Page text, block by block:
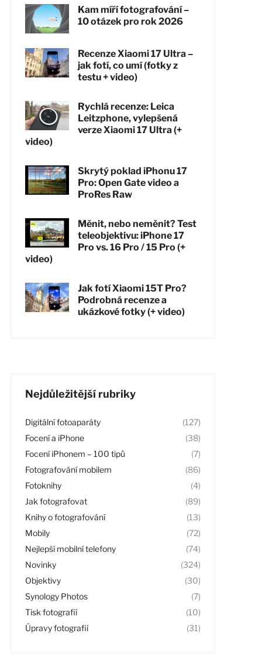
Kam míří fotografování –
10 otázek pro rok 2026
Recenze Xiaomi 17 Ultra –
jak fotí, co umí (fotky z
testu + video)
Rychlá recenze: Leica
Leitzphone, vylepšená
verze Xiaomi 17 Ultra (+
video)
Skrytý poklad iPhonu 17
Pro: Open Gate video a
ProRes Raw
Měnit, nebo neměnit? Test
teleobjektivu: iPhone 17
Pro vs. 16 Pro / 15 Pro (+
video)
Jak fotí Xiaomi 15T Pro?
Podrobná recenze a
ukázkové fotky (+ video)
Nejdůležitější rubriky
Digitální fotoaparáty
(127)
Focení a iPhone
(38)
Focení iPhonem – 100 tipů
(7)
Fotografování mobilem
(86)
Fotoknihy
(4)
Jak fotografovat
(89)
Knihy o fotografování
(13)
Mobily
(72)
Nejlepší mobilní telefony
(74)
Novinky
(324)
Objektivy
(30)
Synology Photos
(7)
Tisk fotografií
(10)
Úpravy fotografií
(31)